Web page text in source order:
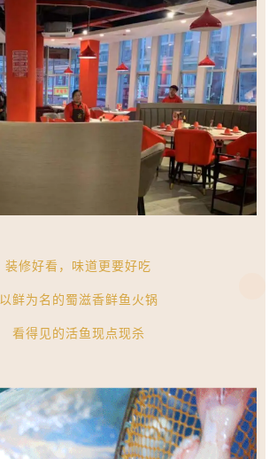
装修好看，味道更要好吃
以鲜为名的蜀滋香鲜鱼火锅
看得见的活鱼现点现杀